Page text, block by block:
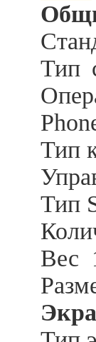
Тип
Тип
Тип
Вес